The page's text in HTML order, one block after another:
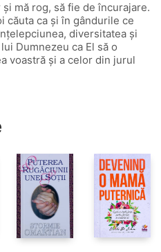
mă rog, să fie de încurajare.
căuta ca și în gândurile ce
diversitatea și
Dumnezeu ca El să o
voastră și a celor din jurul